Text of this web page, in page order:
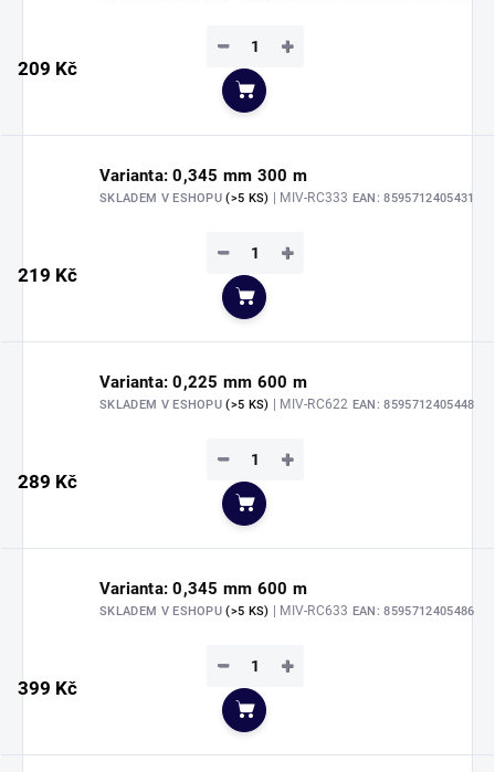
209 Kč
+
−
Do košíku
Varianta: 0,345 mm 300 m
SKLADEM V ESHOPU(>5 KS) | MIV-RC333 EAN: 8595712405431
219 Kč
+
−
Do košíku
Varianta: 0,225 mm 600 m
SKLADEM V ESHOPU(>5 KS) | MIV-RC622 EAN: 8595712405448
289 Kč
+
−
Do košíku
Varianta: 0,345 mm 600 m
SKLADEM V ESHOPU(>5 KS) | MIV-RC633 EAN: 8595712405486
399 Kč
+
−
Do košíku